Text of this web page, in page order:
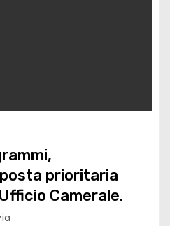
prioritaria
Camerale.